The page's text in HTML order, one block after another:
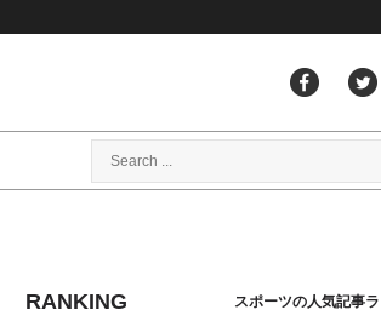
RANKING スポーツの人気記事